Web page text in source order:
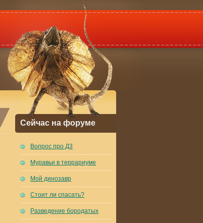
Сейчас на форуме
Вопрос про Д3
Муравьи в террариуме
Мой динозавр
Стоит ли спасать?
Разведение бородатых